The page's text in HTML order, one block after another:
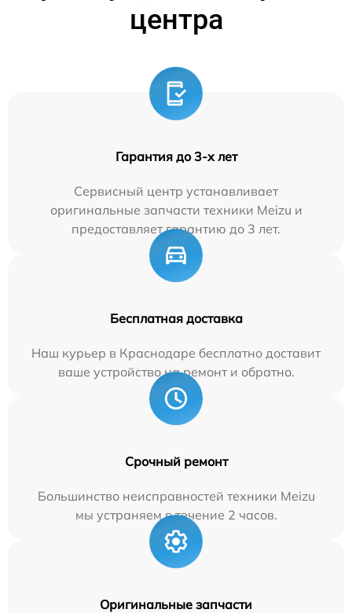
центра
Гарантия до 3-х лет
Сервисный центр устанавливает
оригинальные запчасти техники Meizu и
предоставляет гарантию до 3 лет.
Бесплатная доставка
Наш курьер в Краснодаре бесплатно доставит
ваше устройство на ремонт и обратно.
Срочный ремонт
Большинство неисправностей техники Meizu
мы устраняем в течение 2 часов.
Оригинальные запчасти